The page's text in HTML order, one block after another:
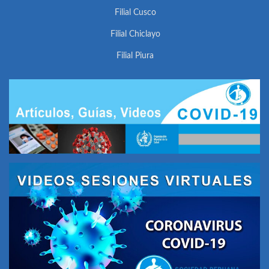
Filial Cusco
Filial Chiclayo
Filial Piura